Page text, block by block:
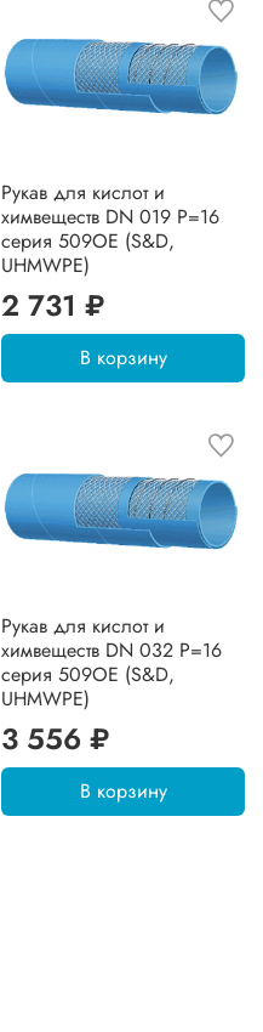
Рукав для кислот и
химвеществ DN 019 P=16
серия 509OE (S&D,
UHMWPE)
2 731 ₽
В корзину
Рукав для кислот и
химвеществ DN 032 P=16
серия 509OE (S&D,
UHMWPE)
3 556 ₽
В корзину